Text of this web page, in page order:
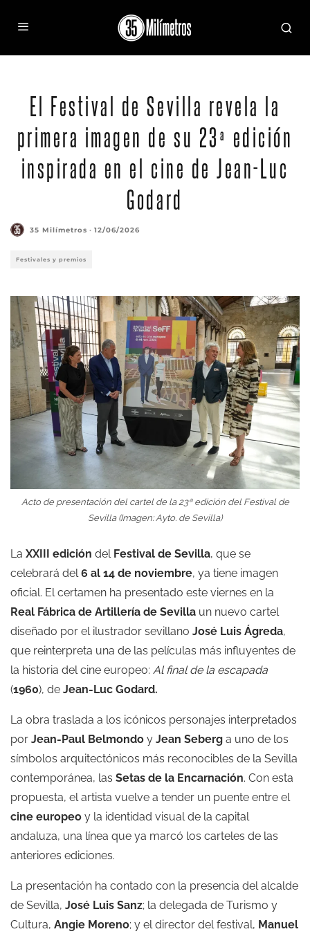
El Festival de Sevilla revela la
primera imagen de su 23ª edición
inspirada en el cine de Jean-Luc
Godard
35 Milímetros · 12/06/2026
Festivales y premios
Acto de presentación del cartel de la 23ª edición del Festival de
Sevilla (Imagen: Ayto. de Sevilla)
La XXIII edición del Festival de Sevilla, que se
celebrará del 6 al 14 de noviembre, ya tiene imagen
oficial. El certamen ha presentado este viernes en la
Real Fábrica de Artillería de Sevilla un nuevo cartel
diseñado por el ilustrador sevillano José Luis Ágreda,
que reinterpreta una de las películas más influyentes de
la historia del cine europeo: Al final de la escapada
(1960), de Jean-Luc Godard.
La obra traslada a los icónicos personajes interpretados
por Jean-Paul Belmondo y Jean Seberg a uno de los
símbolos arquitectónicos más reconocibles de la Sevilla
contemporánea, las Setas de la Encarnación. Con esta
propuesta, el artista vuelve a tender un puente entre el
cine europeo y la identidad visual de la capital
andaluza, una línea que ya marcó los carteles de las
anteriores ediciones.
La presentación ha contado con la presencia del alcalde
de Sevilla, José Luis Sanz; la delegada de Turismo y
Cultura, Angie Moreno; y el director del festival, Manuel